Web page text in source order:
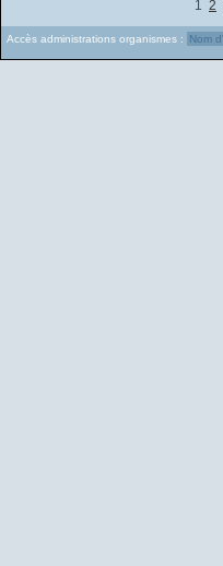
1 2
Accès administrations organismes :